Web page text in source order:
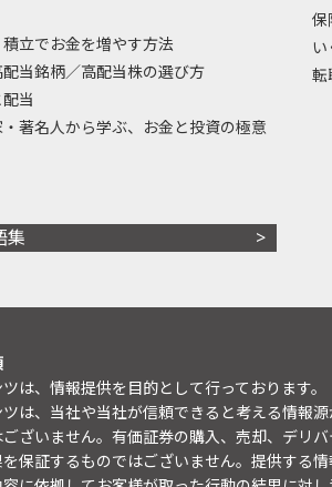
立でお金を増やす方法
配当銘柄／高配当株の選び方
当
著名人から学ぶ、お金と投資の極意
保
転
集
は、情報提供を目的として行っております。
は、当社や当社が信頼できると考える情報
ざいません。有価証券の購入、売却、デリ
保証するものではございません。提供する